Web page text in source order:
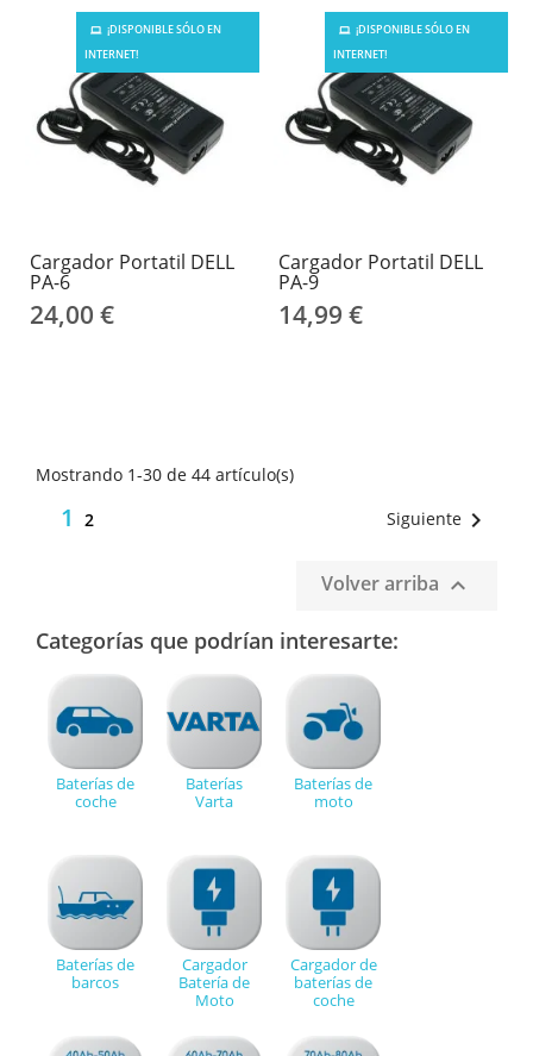
Cargador Portatil DELL
PA-6
24,00 €
¡DISPONIBLE SÓLO EN
INTERNET!
Cargador Portatil DELL
PA-9
14,99 €
¡DISPONIBLE SÓLO EN
INTERNET!
Mostrando 1-30 de 44 artículo(s)
1 2 Siguiente 
Volver arriba 
Categorías que podrían interesarte:
Baterías de
coche
Baterías
Varta
Baterías de
moto
Baterías de
barcos
Cargador
Batería de
Moto
Cargador de
baterías de
coche